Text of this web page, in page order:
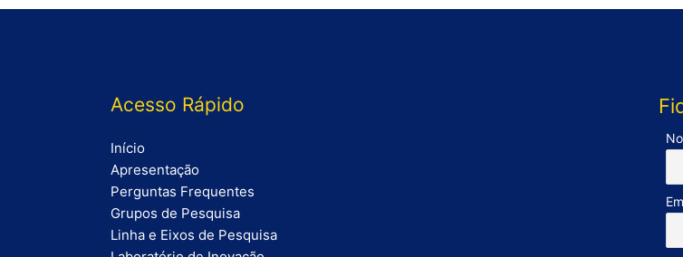
Acesso Rápido
Início
Apresentação
Perguntas Frequentes
Grupos de Pesquisa
Linha e Eixos de Pesquisa